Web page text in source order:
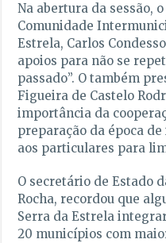
Na abertura da sessão,
Comunidade
Estrela, Carlos
apoios para não se
passado”. O também
Figueira de Castelo
importância da
preparação da época
aos particulares para
O secretário de Estado
Rocha, recordou que
Serra da Estrela
20 municípios com